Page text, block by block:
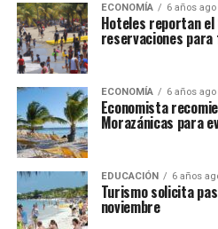
ECONOMÍA 6 años ago
Hoteles reportan
reservaciones
ECONOMÍA 6 años ago
Economista
Morazánicas para
EDUCACIÓN 6 años
Turismo solicita
noviembre